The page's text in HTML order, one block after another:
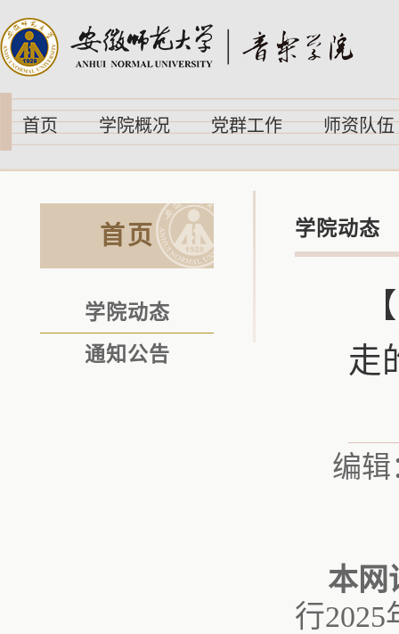
首页 学院概况 党群工作 师资队伍
首页
学院动态
通知公告
学院动态
走
编辑
本网
行2025